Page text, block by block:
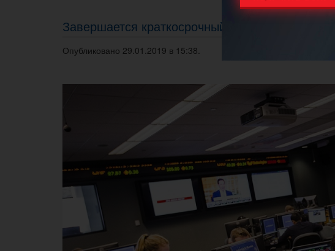
Завершается краткосрочный рост евродоллара
Опубликовано 29.01.2019 в 15:38.